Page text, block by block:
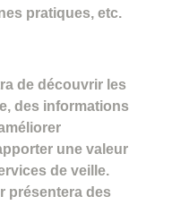
pratiques, etc.
de découvrir les
des informations
une valeur
de veille.
présentera des